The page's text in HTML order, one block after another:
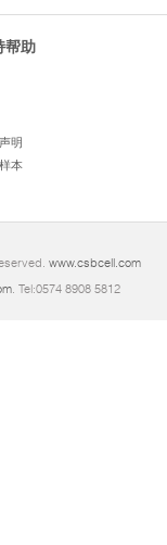
帮助
明
本
www.csbcell.com
. Tel:0574 8908 5812